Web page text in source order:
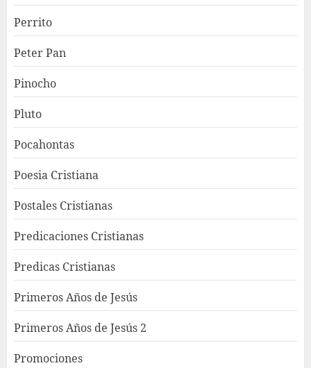
Perrito
Peter Pan
Pinocho
Pluto
Pocahontas
Poesia Cristiana
Postales Cristianas
Predicaciones Cristianas
Predicas Cristianas
Primeros Años de Jesús
Primeros Años de Jesús 2
Promociones